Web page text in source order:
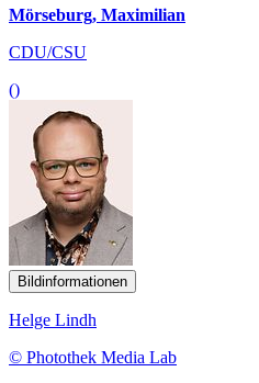
Mörseburg, Maximilian
CDU/CSU
()
Bildinformationen
Helge Lindh
© Photothek Media Lab